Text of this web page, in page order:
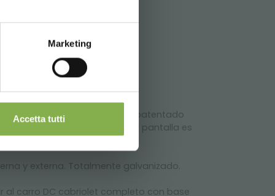
Marketing
Accetta tutti
de un sistema de inclinación patentado
de clic para abrir/cerrar, esta pantalla es
y externa. Totalmente galvanizado.
al carro DC cabriolet completo con base